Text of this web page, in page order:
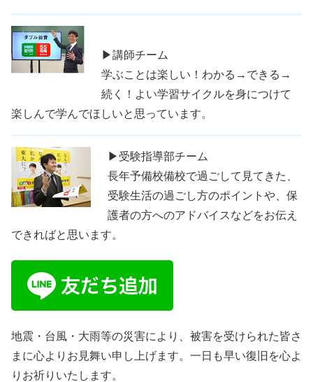
▶講師チーム
学ぶことは楽しい！わかる→できる→
続く！よい学習サイクルを身につけて
楽しんで学んでほしいと思っています。
▶受験指導部チーム
長年予備校備校で過ごして見てきた、
受験生活の過ごし方のポイントや、保
護者の方へのアドバイスなどをお伝え
できればと思います。
地震・台風・大雨等の災害により、被害を受けられた皆さ
まに心よりお見舞い申し上げます。一日も早い復旧を心よ
りお祈りいたします。